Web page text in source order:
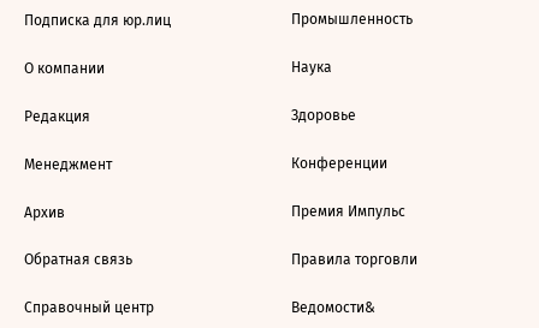
Подписка для юр.лиц
О компании
Редакция
Менеджмент
Архив
Обратная связь
Справочный центр
Промышленность
Наука
Здоровье
Конференции
Премия Импульс
Правила торговли
Ведомости&